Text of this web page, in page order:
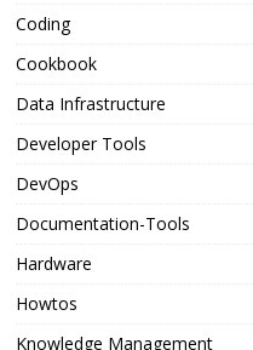
Coding
Cookbook
Data Infrastructure
Developer Tools
DevOps
Documentation-Tools
Hardware
Howtos
Knowledge Management